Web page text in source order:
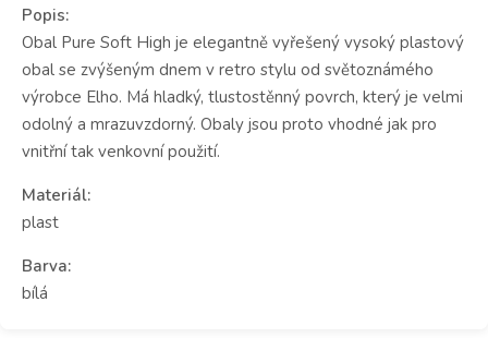
Popis:
Obal Pure Soft High je elegantně vyřešený vysoký plastový
obal se zvýšeným dnem v retro stylu od světoznámého
výrobce Elho. Má hladký, tlustostěnný povrch, který je velmi
odolný a mrazuvzdorný. Obaly jsou proto vhodné jak pro
vnitřní tak venkovní použití.
Materiál:
plast
Barva:
bílá